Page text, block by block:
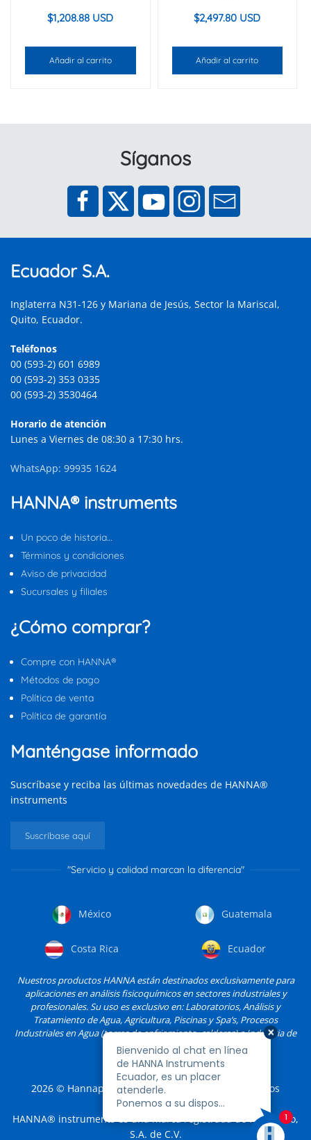
$1,208.88 USD
Añadir al carrito
$2,497.80 USD
Añadir al carrito
Síganos
Ecuador S.A.
Inglaterra N31-126 y Mariana de Jesús, Sector la Mariscal,
Quito, Ecuador.
Teléfonos
00 (593-2) 601 6989
00 (593-2) 353 0335
00 (593-2) 3530464
Horario de atención
Lunes a Viernes de 08:30 a 17:30 hrs.
WhatsApp: 99935 1624
HANNA® instruments
Un poco de historia…
Términos y condiciones
Aviso de privacidad
Sucursales y filiales
¿Cómo comprar?
Compre con HANNA®
Métodos de pago
Política de venta
Política de garantía
Manténgase informado
Suscríbase y reciba las últimas novedades de HANNA®
instruments
Suscríbase aquí
"Servicio y calidad marcan la diferencia"
México Guatemala
Costa Rica Ecuador
Nuestros productos HANNA están destinados exclusivamente para
aplicaciones en análisis fisicoquímicos en sectores industriales y
profesionales. Su uso es exclusivo en: Laboratorios, Análisis y
Tratamiento de Agua, Agricultura, Piscinas y Spa’s, Procesos
Industriales en Agua (torres de enfriamiento, calderas) e Industria de
Alimentos, entre otros.
2026 © Hannapro, S.A. de C.V. y sus filiales. Todos los
derechos reservados.
HANNA® instruments es una marca registrada de Hannapro,
S.A. de C.V.